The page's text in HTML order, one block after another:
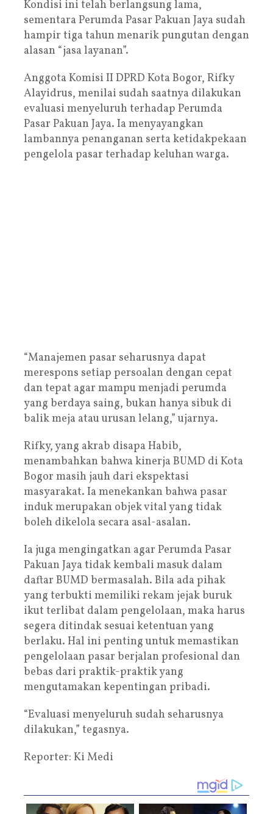
Kondisi ini telah berlangsung lama,
sementara Perumda Pasar Pakuan Jaya sudah
hampir tiga tahun menarik pungutan dengan
alasan “jasa layanan”.
Anggota Komisi II DPRD Kota Bogor, Rifky
Alayidrus, menilai sudah saatnya dilakukan
evaluasi menyeluruh terhadap Perumda
Pasar Pakuan Jaya. Ia menyayangkan
lambannya penanganan serta ketidakpekaan
pengelola pasar terhadap keluhan warga.
“Manajemen pasar seharusnya dapat
merespons setiap persoalan dengan cepat
dan tepat agar mampu menjadi perumda
yang berdaya saing, bukan hanya sibuk di
balik meja atau urusan lelang,” ujarnya.
Rifky, yang akrab disapa Habib,
menambahkan bahwa kinerja BUMD di Kota
Bogor masih jauh dari ekspektasi
masyarakat. Ia menekankan bahwa pasar
induk merupakan objek vital yang tidak
boleh dikelola secara asal-asalan.
Ia juga mengingatkan agar Perumda Pasar
Pakuan Jaya tidak kembali masuk dalam
daftar BUMD bermasalah. Bila ada pihak
yang terbukti memiliki rekam jejak buruk
ikut terlibat dalam pengelolaan, maka harus
segera ditindak sesuai ketentuan yang
berlaku. Hal ini penting untuk memastikan
pengelolaan pasar berjalan profesional dan
bebas dari praktik-praktik yang
mengutamakan kepentingan pribadi.
“Evaluasi menyeluruh sudah seharusnya
dilakukan,” tegasnya.
Reporter: Ki Medi